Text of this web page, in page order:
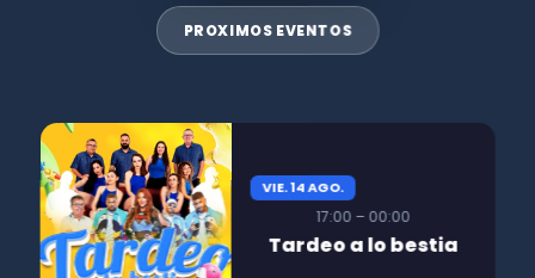
PROXIMOS EVENTOS
VIE. 14 AGO.
17:00 – 00:00
Tardeo a lo bestia